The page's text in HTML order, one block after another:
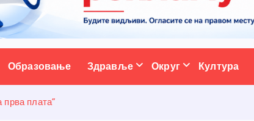
портал
Образовање Здравље Округ Култура
плата”